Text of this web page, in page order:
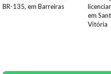
BR-135, em Barreiras
em
Vitória